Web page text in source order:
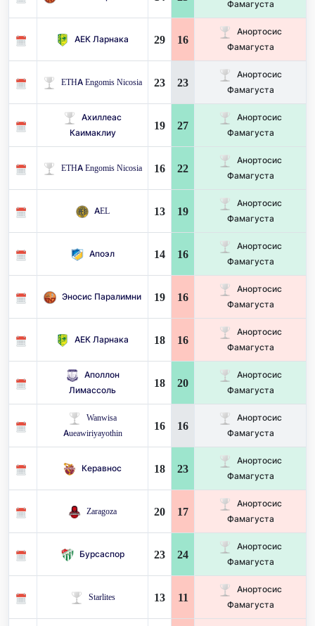
Фамагуста
АЕК Ларнака 29 16
Анортосис
Фамагуста
ETHA Engomis Nicosia 23 23
Анортосис
Фамагуста
Ахиллеас
Каимаклиу
19 27
Анортосис
Фамагуста
ETHA Engomis Nicosia 16 22
Анортосис
Фамагуста
AEL 13 19
Анортосис
Фамагуста
Апоэл 14 16
Анортосис
Фамагуста
Эносис Паралимни 19 16
Анортосис
Фамагуста
АЕК Ларнака 18 16
Анортосис
Фамагуста
Аполлон
Лимассоль
18 20
Анортосис
Фамагуста
Wanwisa
Aueawiriyayothin
16 16
Анортосис
Фамагуста
Керавнос 18 23
Анортосис
Фамагуста
Zaragoza 20 17
Анортосис
Фамагуста
Бурсаспор 23 24
Анортосис
Фамагуста
Starlites 13 11
Анортосис
Фамагуста